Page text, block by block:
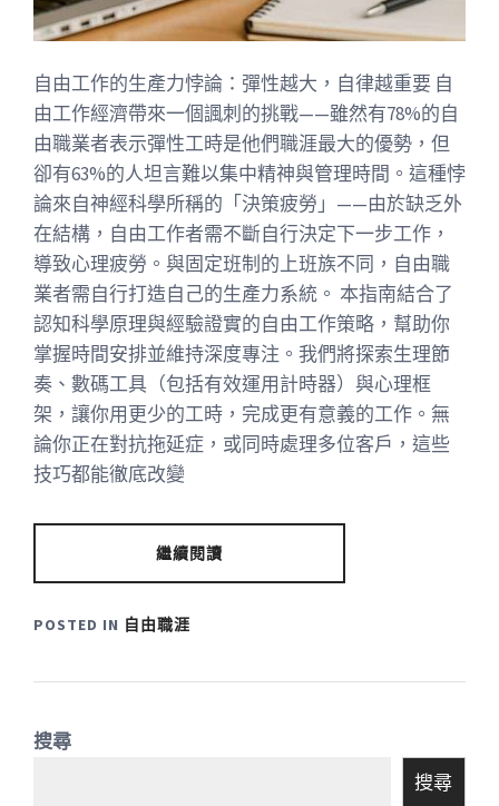
自由工作的生產力悖論：彈性越大，自律越重要 自
由工作經濟帶來一個諷刺的挑戰——雖然有78%的自
由職業者表示彈性工時是他們職涯最大的優勢，但
卻有63%的人坦言難以集中精神與管理時間。這種悖
論來自神經科學所稱的「決策疲勞」——由於缺乏外
在結構，自由工作者需不斷自行決定下一步工作，
導致心理疲勞。與固定班制的上班族不同，自由職
業者需自行打造自己的生產力系統。 本指南結合了
認知科學原理與經驗證實的自由工作策略，幫助你
掌握時間安排並維持深度專注。我們將探索生理節
奏、數碼工具（包括有效運用計時器）與心理框
架，讓你用更少的工時，完成更有意義的工作。無
論你正在對抗拖延症，或同時處理多位客戶，這些
技巧都能徹底改變
繼續閱讀
POSTED IN 自由職涯
搜尋
搜尋